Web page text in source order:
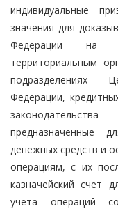
индивидуальные
значения для
Федерации на
территориальным
подразделениях
Федерации,
предназначенные
денежных средств и
операциям, с их
казначейский счет
учета операций